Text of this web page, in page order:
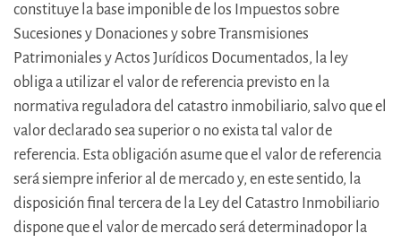
constituye la base imponible de los Impuestos sobre
Sucesiones y Donaciones y sobre Transmisiones
Patrimoniales y Actos Jurídicos Documentados, la ley
obliga a utilizar el valor de referencia previsto en la
normativa reguladora del catastro inmobiliario, salvo que el
valor declarado sea superior o no exista tal valor de
referencia. Esta obligación asume que el valor de referencia
será siempre inferior al de mercado y, en este sentido, la
disposición final tercera de la Ley del Catastro Inmobiliario
dispone que el valor de mercado será determinadopor la